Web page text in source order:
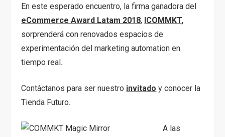
En este esperado encuentro, la firma ganadora del
eCommerce Award Latam 2018, ICOMMKT,
sorprenderá con renovados espacios de
experimentación del marketing automation en
tiempo real.
Contáctanos para ser nuestro invitado y conocer la
Tienda Futuro.
A las